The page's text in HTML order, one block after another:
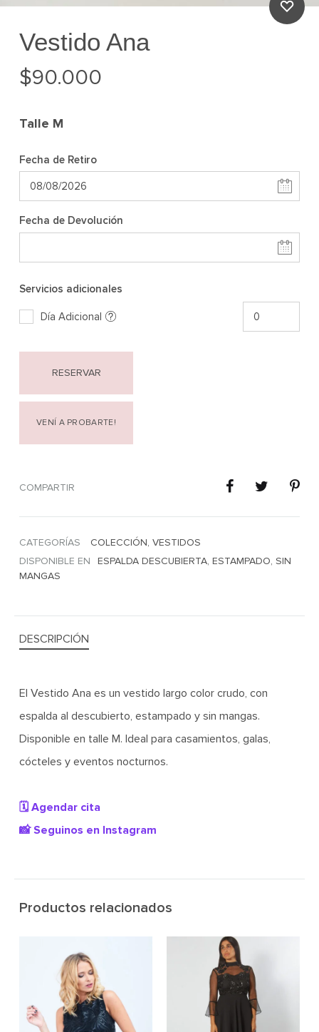
Vestido Ana
$90.000
Talle M
Fecha de Retiro
Fecha de Devolución
Servicios adicionales
Día Adicional
RESERVAR
VENÍ A PROBARTE!
COMPARTIR
CATEGORÍAS COLECCIÓN, VESTIDOS
DISPONIBLE EN
ESPALDA DESCUBIERTA, ESTAMPADO, SIN
MANGAS
DESCRIPCIÓN
El Vestido Ana es un vestido largo color crudo, con
espalda al descubierto, estampado y sin mangas.
Disponible en talle M. Ideal para casamientos, galas,
cócteles y eventos nocturnos.
🗓️ Agendar cita
📸 Seguinos en Instagram
Productos relacionados